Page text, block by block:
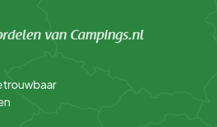
van Campings.nl